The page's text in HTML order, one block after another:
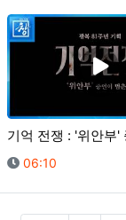
등록일
06:10